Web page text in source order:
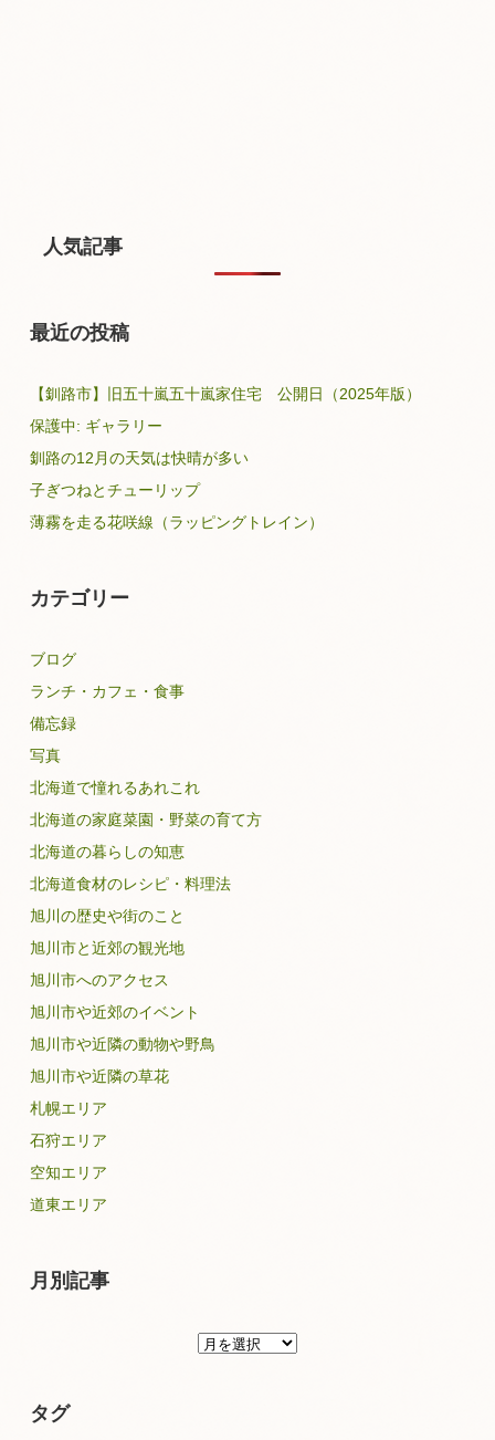
人気記事
最近の投稿
【釧路市】旧五十嵐五十嵐家住宅 公開日（2025年版）
保護中: ギャラリー
釧路の12月の天気は快晴が多い
子ぎつねとチューリップ
薄霧を走る花咲線（ラッピングトレイン）
カテゴリー
ブログ
ランチ・カフェ・食事
備忘録
写真
北海道で憧れるあれこれ
北海道の家庭菜園・野菜の育て方
北海道の暮らしの知恵
北海道食材のレシピ・料理法
旭川の歴史や街のこと
旭川市と近郊の観光地
旭川市へのアクセス
旭川市や近郊のイベント
旭川市や近隣の動物や野鳥
旭川市や近隣の草花
札幌エリア
石狩エリア
空知エリア
道東エリア
月別記事
月
タグ